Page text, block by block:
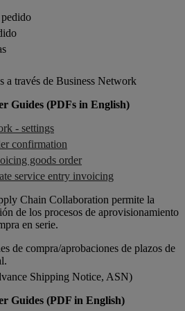
a través de Business Network
Guides (PDFs in English)
- settings
confirmation
goods order
service entry invoicing
Chain Collaboration permite la
de los procesos de aprovisionamiento
en serie.
de compra/aprobaciones de plazos de
Shipping Notice, ASN)
Guides (PDF in English)